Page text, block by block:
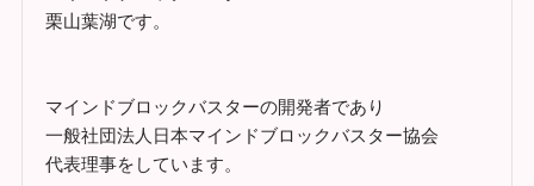
栗山葉湖です。
マインドブロックバスターの開発者であり
一般社団法人日本マインドブロックバスター協会
代表理事をしています。